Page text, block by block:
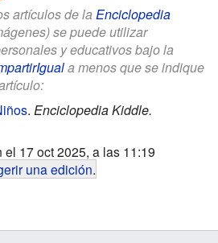
artículos de la Enciclopedia
se puede utilizar
y educativos bajo la
a menos que se indique
. Enciclopedia Kiddle.
el 17 oct 2025, a las 11:19
una edición.